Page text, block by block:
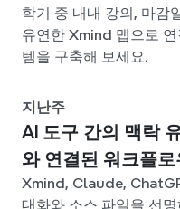
학기 중 내내 강의, 마감
유연한 Xmind 맵으로
템을 구축해 보세요.
지난주
AI 도구 간의 맥락
와 연결된 워크플로
Xmind, Claude,
대화와 소스 파일을 선